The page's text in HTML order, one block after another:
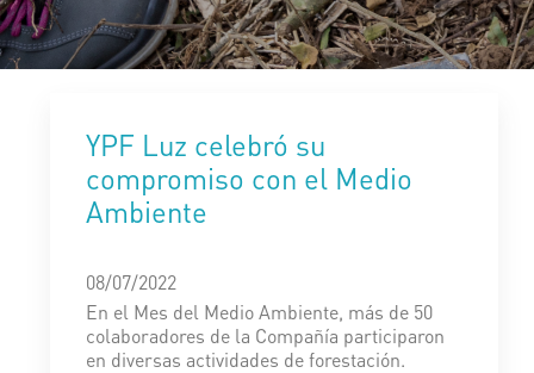
YPF Luz celebró su
compromiso con el Medio
Ambiente
08/07/2022
En el Mes del Medio Ambiente, más de 50
colaboradores de la Compañía participaron
en diversas actividades de forestación.